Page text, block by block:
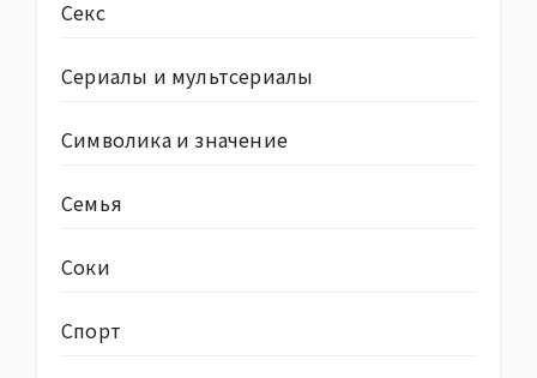
Секс
Сериалы и мультсериалы
Символика и значение
Семья
Соки
Спорт